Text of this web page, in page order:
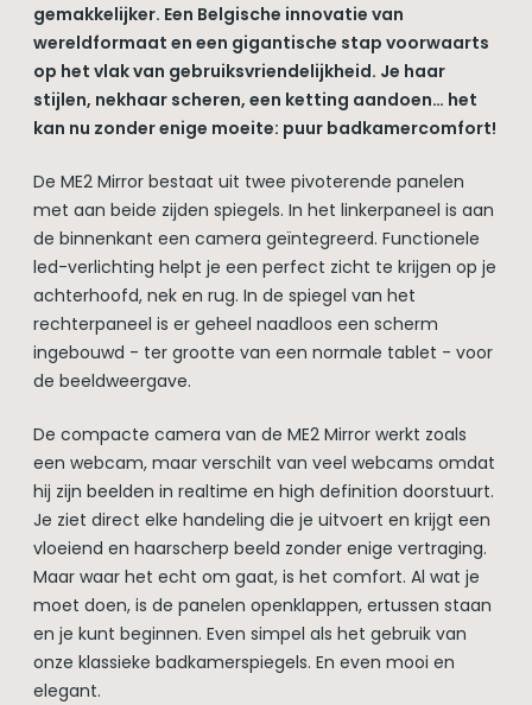
gemakkelijker. Een Belgische innovatie van
wereldformaat en een gigantische stap voorwaarts
op het vlak van gebruiksvriendelijkheid. Je haar
stijlen, nekhaar scheren, een ketting aandoen… het
kan nu zonder enige moeite: puur badkamercomfort!
De ME2 Mirror bestaat uit twee pivoterende panelen
met aan beide zijden spiegels. In het linkerpaneel is aan
de binnenkant een camera geïntegreerd. Functionele
led-verlichting helpt je een perfect zicht te krijgen op je
achterhoofd, nek en rug. In de spiegel van het
rechterpaneel is er geheel naadloos een scherm
ingebouwd - ter grootte van een normale tablet - voor
de beeldweergave.
De compacte camera van de ME2 Mirror werkt zoals
een webcam, maar verschilt van veel webcams omdat
hij zijn beelden in realtime en high definition doorstuurt.
Je ziet direct elke handeling die je uitvoert en krijgt een
vloeiend en haarscherp beeld zonder enige vertraging.
Maar waar het echt om gaat, is het comfort. Al wat je
moet doen, is de panelen openklappen, ertussen staan
en je kunt beginnen. Even simpel als het gebruik van
onze klassieke badkamerspiegels. En even mooi en
elegant.